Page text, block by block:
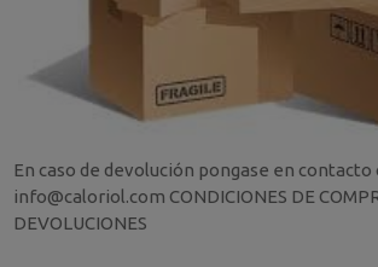
En caso de devolución pongase en contacto
info@caloriol.com CONDICIONES DE
DEVOLUCIONES